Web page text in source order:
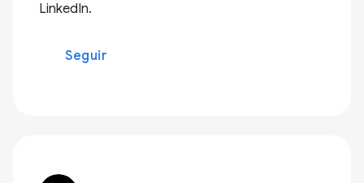
LinkedIn.
Seguir